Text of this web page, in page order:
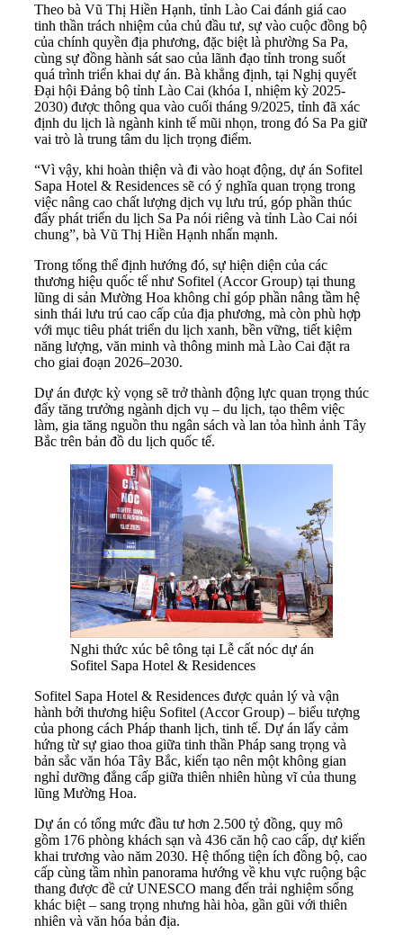
Theo bà Vũ Thị Hiền Hạnh, tỉnh Lào Cai đánh giá cao
tinh thần trách nhiệm của chủ đầu tư, sự vào cuộc đồng bộ
của chính quyền địa phương, đặc biệt là phường Sa Pa,
cùng sự đồng hành sát sao của lãnh đạo tỉnh trong suốt
quá trình triển khai dự án. Bà khẳng định, tại Nghị quyết
Đại hội Đảng bộ tỉnh Lào Cai (khóa I, nhiệm kỳ 2025-
2030) được thông qua vào cuối tháng 9/2025, tỉnh đã xác
định du lịch là ngành kinh tế mũi nhọn, trong đó Sa Pa giữ
vai trò là trung tâm du lịch trọng điểm.
“Vì vậy, khi hoàn thiện và đi vào hoạt động, dự án Sofitel
Sapa Hotel & Residences sẽ có ý nghĩa quan trọng trong
việc nâng cao chất lượng dịch vụ lưu trú, góp phần thúc
đẩy phát triển du lịch Sa Pa nói riêng và tỉnh Lào Cai nói
chung”, bà Vũ Thị Hiền Hạnh nhấn mạnh.
Trong tổng thể định hướng đó, sự hiện diện của các
thương hiệu quốc tế như Sofitel (Accor Group) tại thung
lũng di sản Mường Hoa không chỉ góp phần nâng tầm hệ
sinh thái lưu trú cao cấp của địa phương, mà còn phù hợp
với mục tiêu phát triển du lịch xanh, bền vững, tiết kiệm
năng lượng, văn minh và thông minh mà Lào Cai đặt ra
cho giai đoạn 2026–2030.
Dự án được kỳ vọng sẽ trở thành động lực quan trọng thúc
đẩy tăng trưởng ngành dịch vụ – du lịch, tạo thêm việc
làm, gia tăng nguồn thu ngân sách và lan tỏa hình ảnh Tây
Bắc trên bản đồ du lịch quốc tế.
Nghi thức xúc bê tông tại Lễ cất nóc dự án
Sofitel Sapa Hotel & Residences
Sofitel Sapa Hotel & Residences được quản lý và vận
hành bởi thương hiệu Sofitel (Accor Group) – biểu tượng
của phong cách Pháp thanh lịch, tinh tế. Dự án lấy cảm
hứng từ sự giao thoa giữa tinh thần Pháp sang trọng và
bản sắc văn hóa Tây Bắc, kiến tạo nên một không gian
nghỉ dưỡng đẳng cấp giữa thiên nhiên hùng vĩ của thung
lũng Mường Hoa.
Dự án có tổng mức đầu tư hơn 2.500 tỷ đồng, quy mô
gồm 176 phòng khách sạn và 436 căn hộ cao cấp, dự kiến
khai trương vào năm 2030. Hệ thống tiện ích đồng bộ, cao
cấp cùng tầm nhìn panorama hướng về khu vực ruộng bậc
thang được đề cử UNESCO mang đến trải nghiệm sống
khác biệt – sang trọng nhưng hài hòa, gần gũi với thiên
nhiên và văn hóa bản địa.